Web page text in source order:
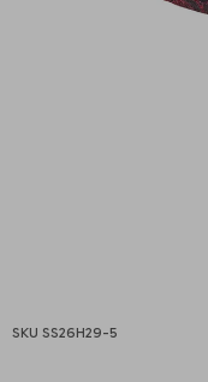
SS26H29-5